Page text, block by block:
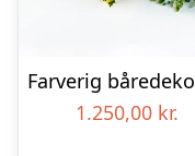
1.250,00 kr.